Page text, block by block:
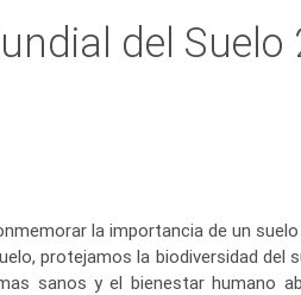
del Suelo
la importancia de un
protejamos la biodiversidad del
sanos y el bienestar humano